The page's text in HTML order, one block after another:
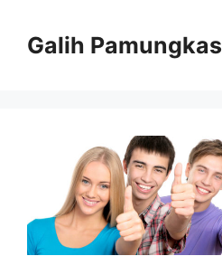
Galih Pamungkas